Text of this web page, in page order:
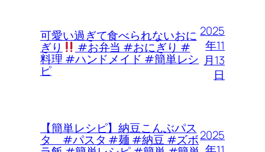
可愛い過ぎて食べられないおに
ぎり #お弁当 #おにぎり #
料理 #ハンドメイド #簡単レシ
ピ
2025
年11
月13
日
【簡単レシピ】納豆こんぶパス
タ #パスタ #麺 #納豆 #ズボ2025